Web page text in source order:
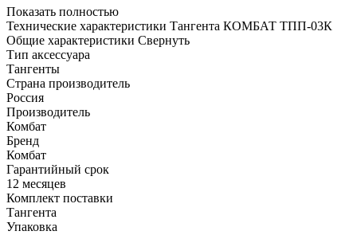
Показать полностью
Технические характеристики Тангента КОМБАТ ТПП-03К
Общие характеристики Свернуть
Тип аксессуара
Тангенты
Страна производитель
Россия
Производитель
Комбат
Бренд
Комбат
Гарантийный срок
12 месяцев
Комплект поставки
Тангента
Упаковка